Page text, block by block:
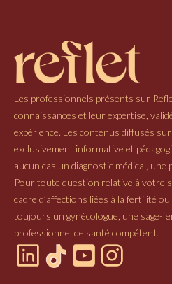
Les professionnels présents sur
connaissances et leur expertise,
expérience. Les contenus diffusés
exclusivement informative et
aucun cas un diagnostic médical,
Pour toute question relative à votre
cadre d’affections liées à la fertilité
toujours un gynécologue, une sage-
professionnel de santé compétent.